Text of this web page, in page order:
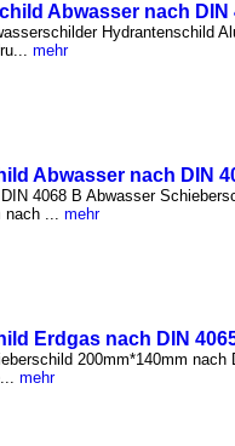
Abwasser nach DIN
Hydrantenschild
mehr
Abwasser nach DIN
4068 B Abwasser
nach ... mehr
Erdgas nach DIN
200mm*140mm
mehr